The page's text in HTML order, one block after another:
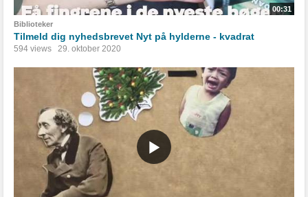
00:31
Biblioteker
Tilmeld dig nyhedsbrevet Nyt på hylderne - kvadrat
594 views 29. oktober 2020